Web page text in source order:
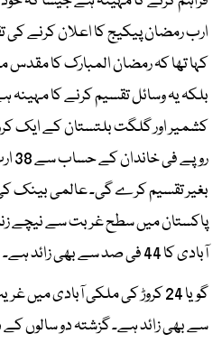
ارب رمضان پیکیج کا اعلان کرنے
کہا تھا کہ رمضان المبارک کا
بلکہ یہ وسائل تقسیم کرنے کا
بغیر تقسیم کرے گی۔ عالمی بینک
پاکستان میں سطح غربت سے نیچے
آبادی کا 44 فی صد سے بھی زائد ہے۔
سے بھی زائد ہے۔ گزشتہ دو سالوں کے